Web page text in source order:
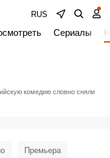
RUS
Сериалы
комедию словно сняли
Премьера